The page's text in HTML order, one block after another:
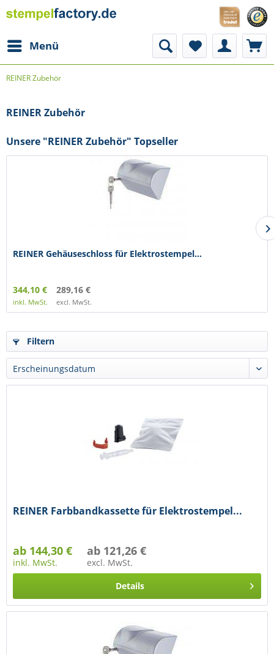
Menü
REINER Zubehör
REINER Zubehör
Unsere "REINER Zubehör" Topseller
REINER Gehäuseschloss für Elektrostempel...
344,10 €
inkl. MwSt.
289,16 €
excl. MwSt.
Filtern
REINER Farbbandkassette für Elektrostempel...
ab 144,30 €
inkl. MwSt.
ab 121,26 €
excl. MwSt.
Details